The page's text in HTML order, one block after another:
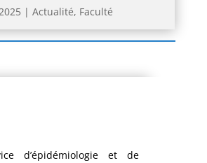
| Actualité, Faculté
d’épidémiologie et de